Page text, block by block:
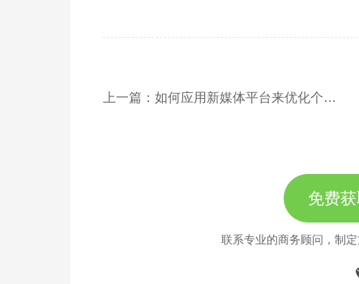
上一篇：如何应用新媒体平台来优化个人网站
免费
联系专业的商务顾问，制